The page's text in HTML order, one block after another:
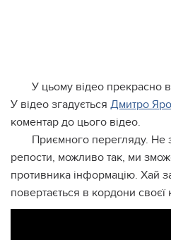
У цьому відео прекрасно
У відео згадується Дмитро
коментар до цього відео.
Приємного перегляду. Не
репости, можливо так, ми
противника інформацію. Хай
повертається в кордони